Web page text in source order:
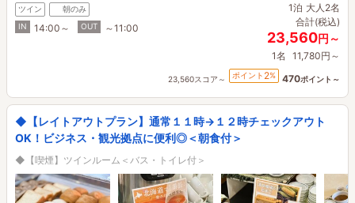
ツイン
朝のみ
IN
14:00～ OUT ～11:00
1泊 大人2名
合計(税込)
23,560円～
1名 11,780円～
23,560スコア～ ポイント 2% 470ポイント～
◆【レイトアウトプラン】通常１１時→１２時チェックアウト
OK！ビジネス・観光拠点に便利◎＜朝食付＞
◆【喫煙】ツインルーム＜バス・トイレ付＞